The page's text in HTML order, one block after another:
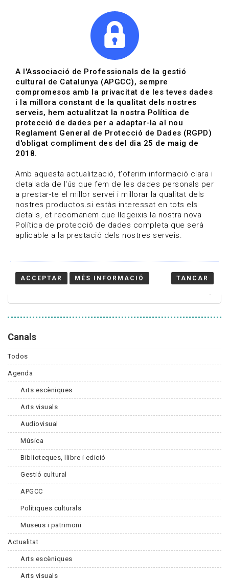
Actualitza't
Vols estar al dia?
HOME / BLOG
Estigues al dia
Convocatòries, activitats i notícies del sector de la
cultura.
Canals
Todos
Agenda
Arts escèniques
Arts visuals
Audiovisual
Música
Biblioteques, llibre i edició
Gestió cultural
APGCC
Polítiques culturals
Museus i patrimoni
Actualitat
Arts escèniques
Arts visuals
A l'Associació de Professionals de la gestió
cultural de Catalunya (APGCC), sempre
compromesos amb la privacitat de les teves dades
i la millora constant de la qualitat dels nostres
serveis, hem actualitzat la nostra Política de
protecció de dades per a adaptar-la al nou
Reglament General de Protecció de Dades (RGPD)
d'obligat compliment des del dia 25 de maig de
2018.
Amb aquesta actualització, t'oferim informació clara i
detallada de l'ús que fem de les dades personals per
a prestar-te el millor servei i millorar la qualitat dels
nostres productos.si estàs interessat en tots els
detalls, et recomanem que llegeixis la nostra nova
Política de protecció de dades completa que serà
aplicable a la prestació dels nostres serveis.
ACCEPTAR MÉS INFORMACIÓ TANCAR